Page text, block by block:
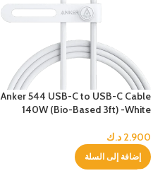
Anker 544 USB-C to USB-C Cable
140W (Bio-Based 3ft) -White
2.900 د.ك
إضافة إلى السلة